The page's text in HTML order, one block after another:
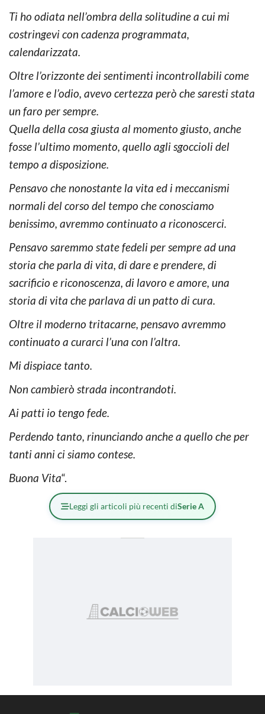
Ti ho odiata nell’ombra della solitudine a cui mi
costringevi con cadenza programmata,
calendarizzata.
Oltre l’orizzonte dei sentimenti incontrollabili come
l’amore e l’odio, avevo certezza però che saresti stata
un faro per sempre.
Quella della cosa giusta al momento giusto, anche
fosse l’ultimo momento, quello agli sgoccioli del
tempo a disposizione.
Pensavo che nonostante la vita ed i meccanismi
normali del corso del tempo che conosciamo
benissimo, avremmo continuato a riconoscerci.
Pensavo saremmo state fedeli per sempre ad una
storia che parla di vita, di dare e prendere, di
sacrificio e riconoscenza, di lavoro e amore, una
storia di vita che parlava di un patto di cura.
Oltre il moderno tritacarne, pensavo avremmo
continuato a curarci l’una con l’altra.
Mi dispiace tanto.
Non cambierò strada incontrandoti.
Ai patti io tengo fede.
Perdendo tanto, rinunciando anche a quello che per
tanti anni ci siamo contese.
Buona Vita“.
Leggi gli articoli più recenti diSerie A